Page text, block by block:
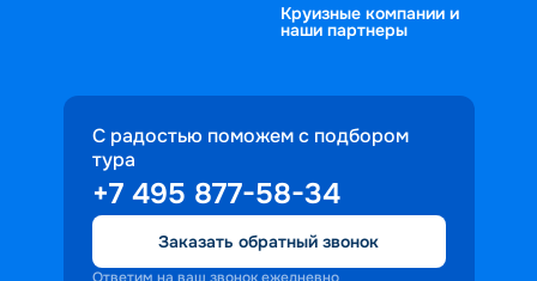
Круизные компании и
наши партнеры
С радостью поможем с подбором
тура
+7 495 877-58-34
Заказать обратный звонок
Ответим на ваш звонок ежедневно